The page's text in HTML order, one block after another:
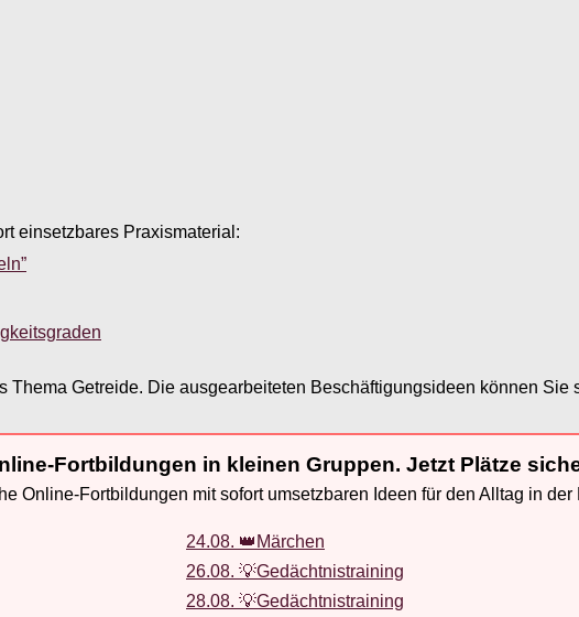
einsetzbares Praxismaterial:
Thema Getreide. Die ausgearbeiteten Beschäftigungsideen können
Fortbildungen in kleinen Gruppen. Jetzt Plätze
Online-Fortbildungen mit sofort umsetzbaren Ideen für den Alltag in der
24.08. 👑Märchen
26.08. 💡Gedächtnistraining
28.08. 💡Gedächtnistraining